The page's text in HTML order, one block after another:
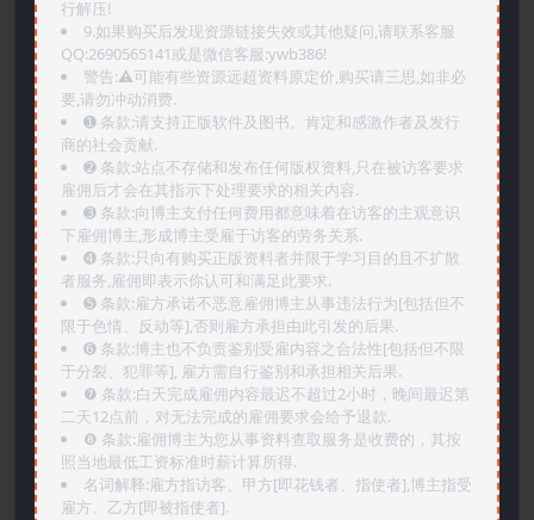
行解压!
9.如果购买后发现资源链接失效或其他疑问,请联系客服
QQ:2690565141或是微信客服:ywb386!
警告:⚠️可能有些资源远超资料原定价,购买请三思,如非必
要,请勿冲动消费.
➊️ 条款:请支持正版软件及图书。肯定和感激作者及发行
商的社会贡献.
➋️ 条款:站点不存储和发布任何版权资料,只在被访客要求
雇佣后才会在其指示下处理要求的相关内容.
➌️ 条款:向博主支付任何费用都意味着在访客的主观意识
下雇佣博主,形成博主受雇于访客的劳务关系.
➍️ 条款:只向有购买正版资料者并限于学习目的且不扩散
者服务,雇佣即表示你认可和满足此要求.
➎ 条款:雇方承诺不恶意雇佣博主从事违法行为[包括但不
限于色情、反动等],否则雇方承担由此引发的后果.
➏️ 条款:博主也不负责鉴别受雇内容之合法性[包括但不限
于分裂、犯罪等], 雇方需自行鉴别和承担相关后果.
❼ 条款:白天完成雇佣内容最迟不超过2小时，晚间最迟第
二天12点前，对无法完成的雇佣要求会给予退款.
❽ 条款:雇佣博主为您从事资料查取服务是收费的，其按
照当地最低工资标准时薪计算所得.
名词解释:雇方指访客、甲方[即花钱者、指使者],博主指受
雇方、乙方[即被指使者].